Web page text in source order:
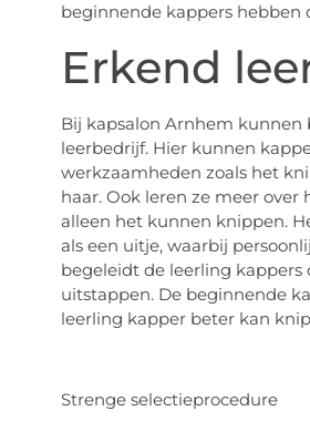
beginnende kappers hebben
Erkend
Bij kapsalon Arnhem kunnen
leerbedrijf. Hier kunnen
werkzaamheden zoals het
haar. Ook leren ze meer
alleen het kunnen knippen.
als een uitje, waarbij
begeleidt de leerling
uitstappen. De beginnende
leerling kapper beter kan
Strenge selectieprocedure